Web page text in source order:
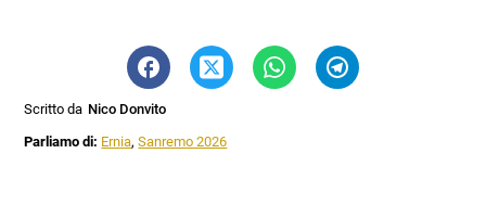
Scritto da Nico Donvito
Parliamo di: Ernia,Sanremo 2026